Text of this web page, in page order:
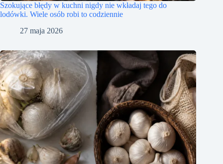
Szokujące błędy w kuchni nigdy nie wkładaj tego do
lodówki. Wiele osób robi to codziennie
27 maja 2026